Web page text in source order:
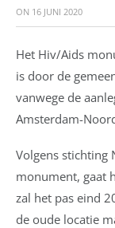
ON 16 JUNI 2020
Het Hiv/Aids
is door de
vanwege de
Amsterdam-
Volgens stichting
monument, gaat
zal het pas eind
de oude locatie